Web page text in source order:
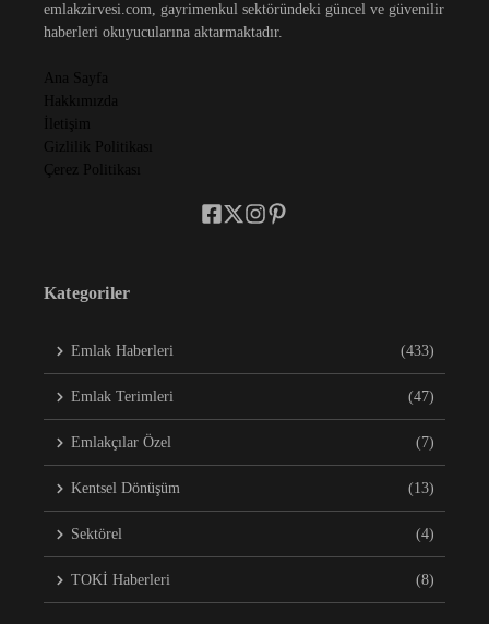
emlakzirvesi.com, gayrimenkul sektöründeki güncel ve güvenilir
haberleri okuyucularına aktarmaktadır.
Ana Sayfa
Hakkımızda
İletişim
Gizlilik Politikası
Çerez Politikası
Kategoriler
Emlak Haberleri (433)
Emlak Terimleri (47)
Emlakçılar Özel (7)
Kentsel Dönüşüm (13)
Sektörel (4)
TOKİ Haberleri (8)